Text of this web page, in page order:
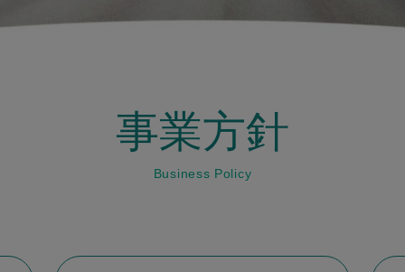
事業方針
Business Policy